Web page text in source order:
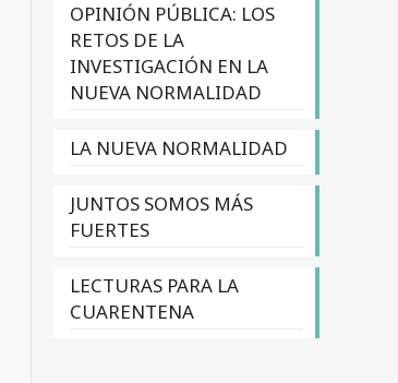
OPINIÓN PÚBLICA: LOS
RETOS DE LA
INVESTIGACIÓN EN LA
NUEVA NORMALIDAD
LA NUEVA NORMALIDAD
JUNTOS SOMOS MÁS
FUERTES
LECTURAS PARA LA
CUARENTENA